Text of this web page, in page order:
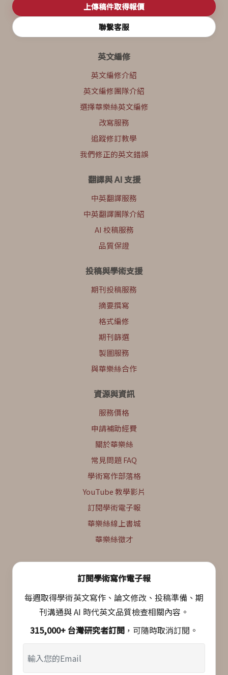
上傳稿件取得報價
聯繫客服
英文編修
英文編修介紹
英文編修團隊介紹
選擇華樂絲英文編修
改寫服務
追蹤修訂教學
我們修正的英文錯誤
翻譯與 AI 支援
中英翻譯服務
中英翻譯團隊介紹
AI 校稿服務
品質保證
投稿與學術支援
期刊投稿服務
摘要撰寫
格式編修
期刊篩選
製圖服務
與華樂絲合作
資源與資訊
服務價格
申請補助經費
關於華樂絲
常見問題 FAQ
學術寫作部落格
YouTube 教學影片
訂閱學術電子報
華樂絲線上書城
華樂絲徵才
訂閱學術寫作電子報
每週取得學術英文寫作、論文修改、投稿準備、期
刊溝通與 AI 時代英文品質檢查相關內容。
315,000+ 台灣研究者訂閱 ，可隨時取消訂閱。